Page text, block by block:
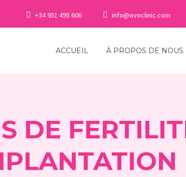
+34 951 495 606 info@ovoclinic.com
ACCUEIL À PROPOS DE NOUS
DE